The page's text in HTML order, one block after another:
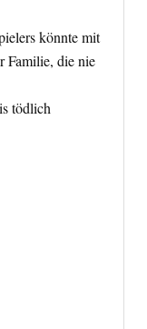
könnte mit
Familie, die nie
tödlich